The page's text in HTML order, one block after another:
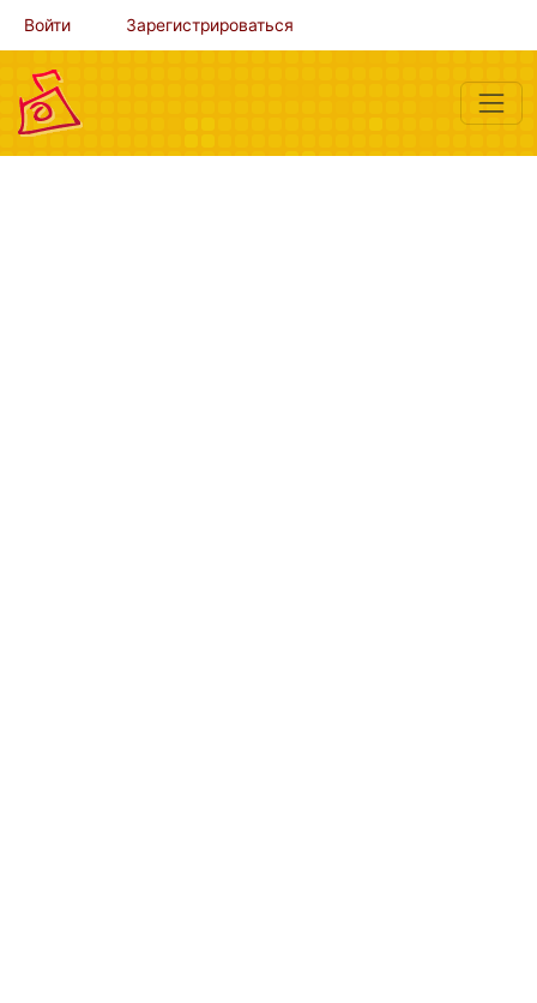
Войти Зарегистрироваться